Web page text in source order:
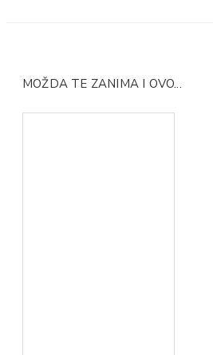
MOŽDA TE ZANIMA I OVO...